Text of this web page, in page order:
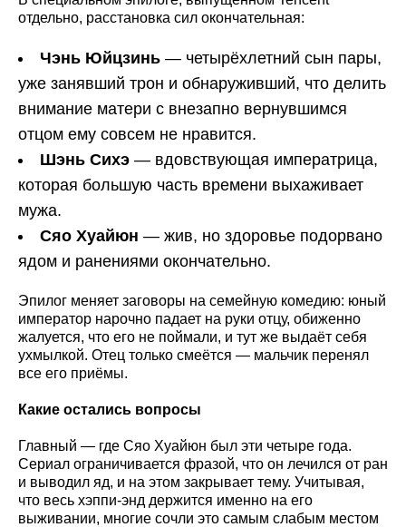
отдельно, расстановка сил окончательная:
Чэнь Юйцзинь — четырёхлетний сын пары,
уже занявший трон и обнаруживший, что делить
внимание матери с внезапно вернувшимся
отцом ему совсем не нравится.
Шэнь Сихэ — вдовствующая императрица,
которая большую часть времени выхаживает
мужа.
Сяо Хуайюн — жив, но здоровье подорвано
ядом и ранениями окончательно.
Эпилог меняет заговоры на семейную комедию: юный
император нарочно падает на руки отцу, обиженно
жалуется, что его не поймали, и тут же выдаёт себя
ухмылкой. Отец только смеётся — мальчик перенял
все его приёмы.
Какие остались вопросы
Главный — где Сяо Хуайюн был эти четыре года.
Сериал ограничивается фразой, что он лечился от ран
и выводил яд, и на этом закрывает тему. Учитывая,
что весь хэппи-энд держится именно на его
выживании, многие сочли это самым слабым местом